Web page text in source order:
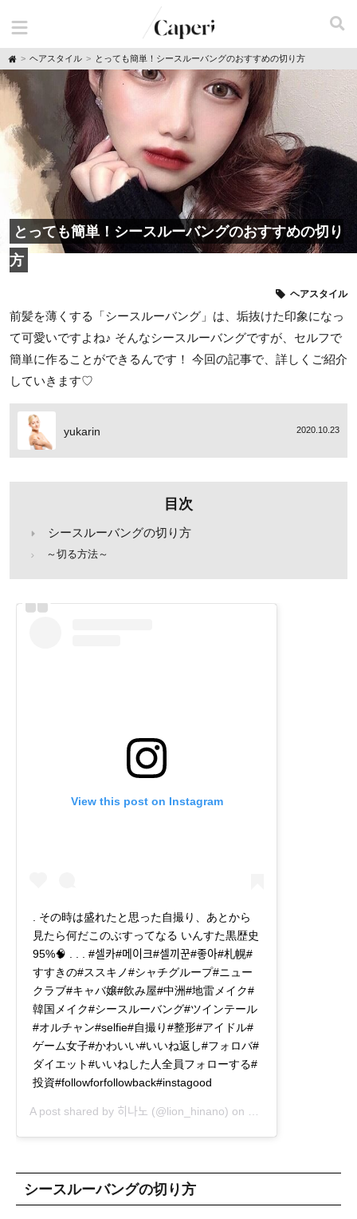
H
o
m
e
ヘアスタイル とっても簡単！シースルーバングのおすすめの切り方
とっても簡単！シースルーバングのおすすめの切り
方
ヘアスタイル
前髪を薄くする「シースルーバング」は、垢抜けた印象になっ
て可愛いですよね♪ そんなシースルーバングですが、セルフで
簡単に作ることができるんです！ 今回の記事で、詳しくご紹介
していきます♡
yukarin 2020.10.23
目次
シースルーバングの切り方
～切る方法～
View this post on Instagram
. その時は盛れたと思った自撮り、あとから
見たら何だこのぶすってなる いんすた黒歴史
95%🧠 . . . #셀카#메이크#셀끼꾼#좋아#札幌#
すすきの#ススキノ#シャチグループ#ニュー
クラブ#キャバ嬢#飲み屋#中洲#地雷メイク#
韓国メイク#シースルーバング#ツインテール
#オルチャン#selfie#自撮り#整形#アイドル#
ゲーム女子#かわいい#いいね返し#フォロバ#
ダイエット#いいねした人全員フォローする#
投資#followforfollowback#instagood
A post shared by 히나노 (@lion_hinano) on
シースルーバングの切り方